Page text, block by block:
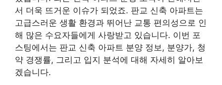
서 더욱 뜨거운 이슈가 되었죠. 판교 신축 아파트는
고급스러운 생활 환경과 뛰어난 교통 편의성으로 인
해 많은 수요자들에게 사랑받고 있습니다. 이번 포
스팅에서는 판교 신축 아파트 분양 정보, 분양가, 청
약 경쟁률, 그리고 입지 분석에 대해 자세히 알아보
겠습니다.